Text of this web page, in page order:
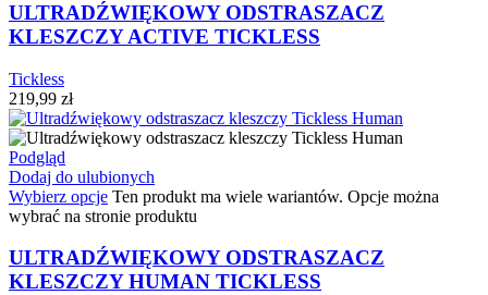
ULTRADŹWIĘKOWY ODSTRASZACZ
KLESZCZY ACTIVE TICKLESS
Tickless
219,99 zł
Podgląd
Dodaj do ulubionych
Wybierz opcje Ten produkt ma wiele wariantów. Opcje można
wybrać na stronie produktu
ULTRADŹWIĘKOWY ODSTRASZACZ
KLESZCZY HUMAN TICKLESS